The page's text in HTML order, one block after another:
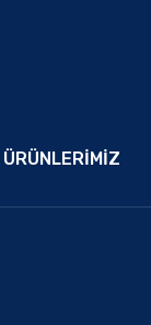
ÜRÜNLERIMIZ